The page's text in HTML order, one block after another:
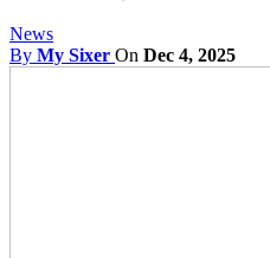
News
By My Sixer On Dec 4, 2025